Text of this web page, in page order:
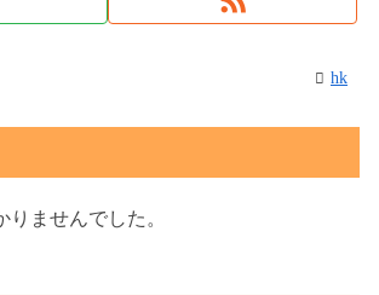
hk
ませんでした。